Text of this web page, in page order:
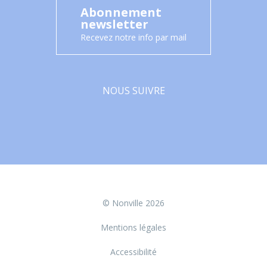
Abonnement
newsletter
Recevez notre info par mail
NOUS SUIVRE
© Nonville 2026
Mentions légales
Accessibilité